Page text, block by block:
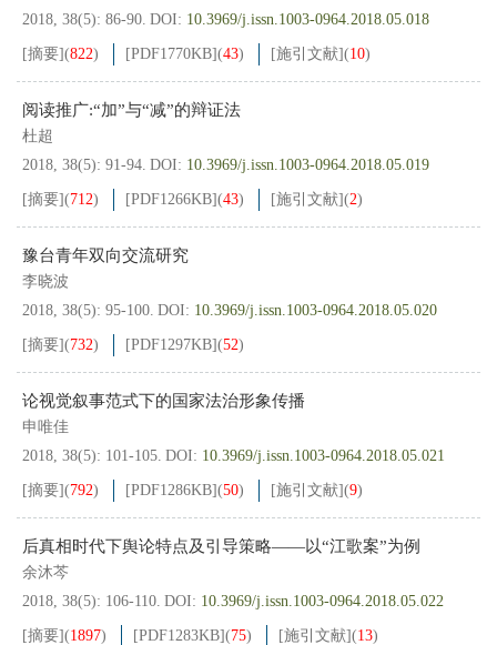
2018, 38(5): 86-90. DOI: 10.3969/j.issn.1003-0964.2018.05.018
[摘要](822) [PDF1770KB](43) [施引文献](10)
阅读推广:“加”与“减”的辩证法
杜超
2018, 38(5): 91-94. DOI: 10.3969/j.issn.1003-0964.2018.05.019
[摘要](712) [PDF1266KB](43) [施引文献](2)
豫台青年双向交流研究
李晓波
2018, 38(5): 95-100. DOI: 10.3969/j.issn.1003-0964.2018.05.020
[摘要](732) [PDF1297KB](52)
论视觉叙事范式下的国家法治形象传播
申唯佳
2018, 38(5): 101-105. DOI: 10.3969/j.issn.1003-0964.2018.05.021
[摘要](792) [PDF1286KB](50) [施引文献](9)
后真相时代下舆论特点及引导策略——以“江歌案”为例
余沐芩
2018, 38(5): 106-110. DOI: 10.3969/j.issn.1003-0964.2018.05.022
[摘要](1897) [PDF1283KB](75) [施引文献](13)